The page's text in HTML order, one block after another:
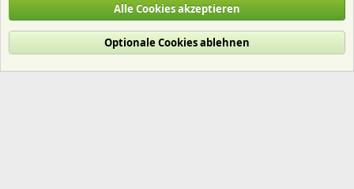
Cookies
Deutsch (Du)
Nutzungsbedingungen
Datenschutz Hilfe und Impressum
R
Alle Cookies akzeptieren
Optionale Cookies ablehnen